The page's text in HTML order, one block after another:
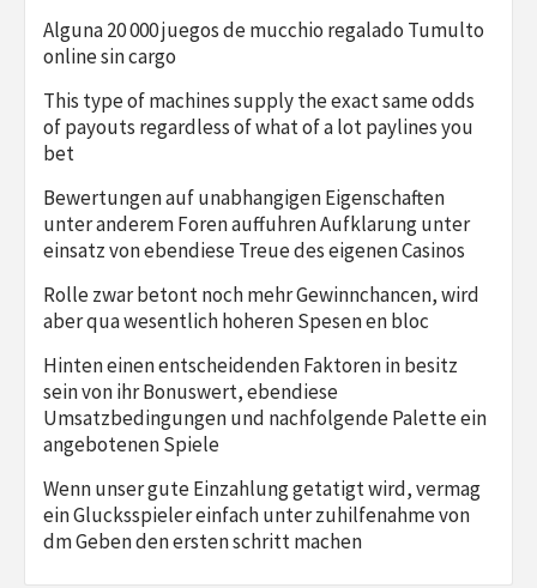
Alguna 20 000 juegos de mucchio regalado Tumulto
online sin cargo
This type of machines supply the exact same odds
of payouts regardless of what of a lot paylines you
bet
Bewertungen auf unabhangigen Eigenschaften
unter anderem Foren auffuhren Aufklarung unter
einsatz von ebendiese Treue des eigenen Casinos
Rolle zwar betont noch mehr Gewinnchancen, wird
aber qua wesentlich hoheren Spesen en bloc
Hinten einen entscheidenden Faktoren in besitz
sein von ihr Bonuswert, ebendiese
Umsatzbedingungen und nachfolgende Palette ein
angebotenen Spiele
Wenn unser gute Einzahlung getatigt wird, vermag
ein Glucksspieler einfach unter zuhilfenahme von
dm Geben den ersten schritt machen